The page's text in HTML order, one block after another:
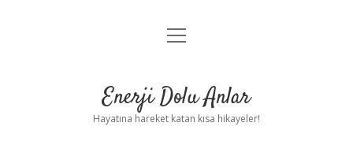
Anasayfa
Yasal Uyarı
menüyü
Enerji Dolu Anlar
Hayatına hareket katan kısa hikayeler!